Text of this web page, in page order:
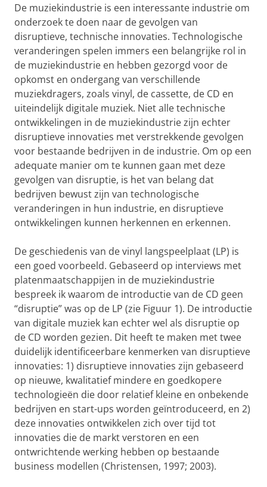
De muziekindustrie is een interessante industrie om
onderzoek te doen naar de gevolgen van
disruptieve, technische innovaties. Technologische
veranderingen spelen immers een belangrijke rol in
de muziekindustrie en hebben gezorgd voor de
opkomst en ondergang van verschillende
muziekdragers, zoals vinyl, de cassette, de CD en
uiteindelijk digitale muziek. Niet alle technische
ontwikkelingen in de muziekindustrie zijn echter
disruptieve innovaties met verstrekkende gevolgen
voor bestaande bedrijven in de industrie. Om op een
adequate manier om te kunnen gaan met deze
gevolgen van disruptie, is het van belang dat
bedrijven bewust zijn van technologische
veranderingen in hun industrie, en disruptieve
ontwikkelingen kunnen herkennen en erkennen.
De geschiedenis van de vinyl langspeelplaat (LP) is
een goed voorbeeld. Gebaseerd op interviews met
platenmaatschappijen in de muziekindustrie
bespreek ik waarom de introductie van de CD geen
“disruptie” was op de LP (zie Figuur 1). De introductie
van digitale muziek kan echter wel als disruptie op
de CD worden gezien. Dit heeft te maken met twee
duidelijk identificeerbare kenmerken van disruptieve
innovaties: 1) disruptieve innovaties zijn gebaseerd
op nieuwe, kwalitatief mindere en goedkopere
technologieën die door relatief kleine en onbekende
bedrijven en start-ups worden geïntroduceerd, en 2)
deze innovaties ontwikkelen zich over tijd tot
innovaties die de markt verstoren en een
ontwrichtende werking hebben op bestaande
business modellen (Christensen, 1997; 2003).